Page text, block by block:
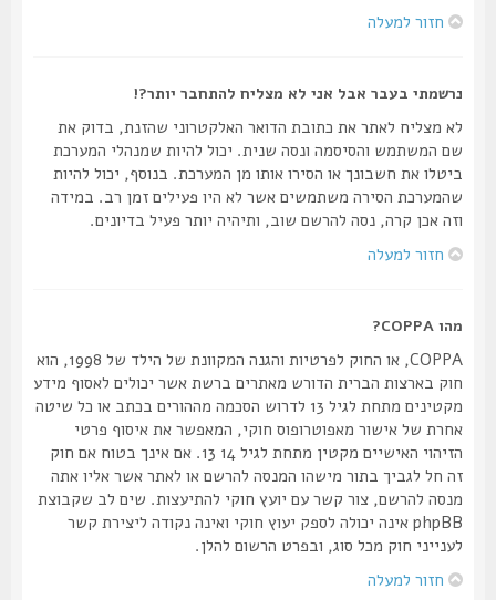
חזור למעלה
נרשמתי בעבר אבל אני לא מצליח להתחבר יותר?!
לא מצליח לאתר את כתובת הדואר האלקטרוני שהזנת, בדוק את
שם המשתמש והסיסמה ונסה שנית. יכול להיות שמנהלי המערכת
ביטלו את חשבונך או הסירו אותו מן המערכת. בנוסף, יכול להיות
שהמערכת הסירה משתמשים אשר לא היו פעילים זמן רב. במידה
וזה אכן קרה, נסה להרשם שוב, ותיהיה יותר פעיל בדיונים.
חזור למעלה
COPPA, או החוק לפרטיות והגנה המקוונת של הילד של 1998, הוא
חוק בארצות הברית הדורש מאתרים ברשת אשר יכולים לאסוף מידע
מקטינים מתחת לגיל 13 לדרוש הסכמה מההורים בכתב או כל שיטה
אחרת של אישור מאפוטרופוס חוקי, המאפשר את איסוף פרטי
הזיהוי האישיים מקטין מתחת לגיל 14 13. אם אינך בטוח אם חוק
זה חל לגביך בתור מישהו המנסה להרשם או לאתר אשר אליו אתה
מנסה להרשם, צור קשר עם יועץ חוקי להתיעצות. שים לב שקבוצת
phpBB אינה יכולה לספק יעוץ חוקי ואינה נקודה ליצירת קשר
לענייני חוק מכל סוג, ובפרט הרשום להלן.
חזור למעלה